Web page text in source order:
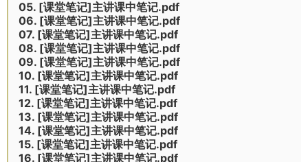
05. [课堂笔记]主讲课中笔记.pdf
06. [课堂笔记]主讲课中笔记.pdf
07. [课堂笔记]主讲课中笔记.pdf
08. [课堂笔记]主讲课中笔记.pdf
09. [课堂笔记]主讲课中笔记.pdf
10. [课堂笔记]主讲课中笔记.pdf
11. [课堂笔记]主讲课中笔记.pdf
12. [课堂笔记]主讲课中笔记.pdf
13. [课堂笔记]主讲课中笔记.pdf
14. [课堂笔记]主讲课中笔记.pdf
15. [课堂笔记]主讲课中笔记.pdf
16. [课堂笔记]主讲课中笔记.pdf